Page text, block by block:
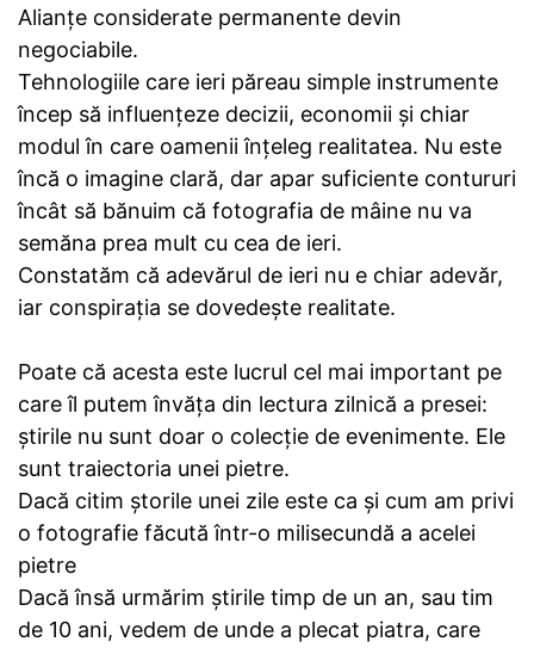
Alianțe considerate permanente devin
negociabile.
Tehnologiile care ieri păreau simple instrumente
încep să influențeze decizii, economii și chiar
modul în care oamenii înțeleg realitatea. Nu este
încă o imagine clară, dar apar suficiente contururi
încât să bănuim că fotografia de mâine nu va
semăna prea mult cu cea de ieri.
Constatăm că adevărul de ieri nu e chiar adevăr,
iar conspirația se dovedește realitate.
Poate că acesta este lucrul cel mai important pe
care îl putem învăța din lectura zilnică a presei:
știrile nu sunt doar o colecție de evenimente. Ele
sunt traiectoria unei pietre.
Dacă citim ștorile unei zile este ca și cum am privi
o fotografie făcută într-o milisecundă a acelei
pietre
Dacă însă urmărim știrile timp de un an, sau tim
de 10 ani, vedem de unde a plecat piatra, care